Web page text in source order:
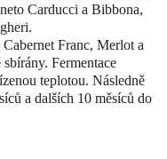
Carducci a Bibbona,
Franc, Merlot a
Fermentace
teplotou. Následně
a dalších 10 měsíců do